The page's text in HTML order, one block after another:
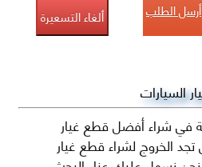
أرسل الطلب ألغاء التسعيرة
شراء أفضل قطع غيار
الخروج لشراء قطع غيار